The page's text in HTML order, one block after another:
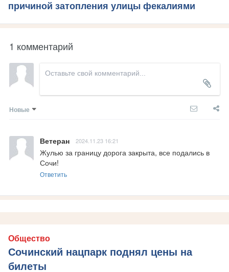
причиной затопления улицы фекалиями
1 комментарий
Новые
Ветеран 2024.11.23 16:21
Жулью за границу дорога закрыта, все подались в
Сочи!
Ответить
Общество
Сочинский нацпарк поднял цены на
билеты